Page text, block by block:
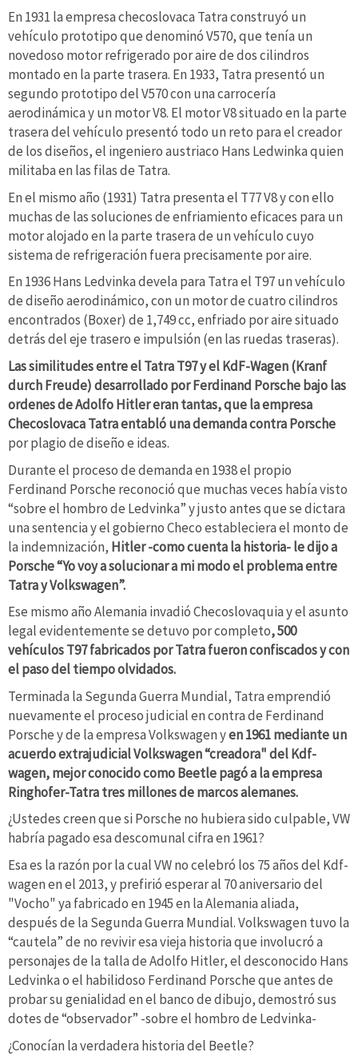
En 1931 la empresa checoslovaca Tatra construyó un
vehículo prototipo que denominó V570, que tenía un
novedoso motor refrigerado por aire de dos cilindros
montado en la parte trasera. En 1933, Tatra presentó un
segundo prototipo del V570 con una carrocería
aerodinámica y un motor V8. El motor V8 situado en la parte
trasera del vehículo presentó todo un reto para el creador
de los diseños, el ingeniero austriaco Hans Ledwinka quien
militaba en las filas de Tatra.
En el mismo año (1931) Tatra presenta el T77 V8 y con ello
muchas de las soluciones de enfriamiento eficaces para un
motor alojado en la parte trasera de un vehículo cuyo
sistema de refrigeración fuera precisamente por aire.
En 1936 Hans Ledvinka devela para Tatra el T97 un vehículo
de diseño aerodinámico, con un motor de cuatro cilindros
encontrados (Boxer) de 1,749 cc, enfriado por aire situado
detrás del eje trasero e impulsión (en las ruedas traseras).
Las similitudes entre el Tatra T97 y el KdF-Wagen (Kranf
durch Freude) desarrollado por Ferdinand Porsche bajo las
ordenes de Adolfo Hitler eran tantas, que la empresa
Checoslovaca Tatra entabló una demanda contra Porsche
por plagio de diseño e ideas.
Durante el proceso de demanda en 1938 el propio
Ferdinand Porsche reconoció que muchas veces había visto
“sobre el hombro de Ledvinka” y justo antes que se dictara
una sentencia y el gobierno Checo estableciera el monto de
la indemnización, Hitler -como cuenta la historia- le dijo a
Porsche “Yo voy a solucionar a mi modo el problema entre
Tatra y Volkswagen”.
Ese mismo año Alemania invadió Checoslovaquia y el asunto
legal evidentemente se detuvo por completo, 500
vehículos T97 fabricados por Tatra fueron confiscados y con
el paso del tiempo olvidados.
Terminada la Segunda Guerra Mundial, Tatra emprendió
nuevamente el proceso judicial en contra de Ferdinand
Porsche y de la empresa Volkswagen yen 1961 mediante un
acuerdo extrajudicial Volkswagen “creadora" del Kdf-
wagen, mejor conocido como Beetle pagó a la empresa
Ringhofer-Tatra tres millones de marcos alemanes.
¿Ustedes creen que si Porsche no hubiera sido culpable, VW
habría pagado esa descomunal cifra en 1961?
Esa es la razón por la cual VW no celebró los 75 años del Kdf-
wagen en el 2013, y prefirió esperar al 70 aniversario del
"Vocho" ya fabricado en 1945 en la Alemania aliada,
después de la Segunda Guerra Mundial. Volkswagen tuvo la
“cautela” de no revivir esa vieja historia que involucró a
personajes de la talla de Adolfo Hitler, el desconocido Hans
Ledvinka o el habilidoso Ferdinand Porsche que antes de
probar su genialidad en el banco de dibujo, demostró sus
dotes de “observador” -sobre el hombro de Ledvinka-
¿Conocían la verdadera historia del Beetle?